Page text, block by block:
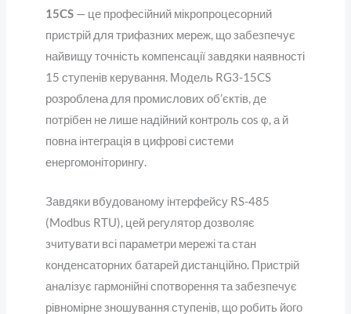
15CS— це професійний мікропроцесорний
пристрій для трифазних мереж, що забезпечує
найвищу точність компенсації завдяки наявності
15 ступенів керування. Модель RG3-15CS
розроблена для промислових об’єктів, де
потрібен не лише надійний контроль cos φ, а й
повна інтеграція в цифрові системи
енергомоніторингу.
Завдяки вбудованому інтерфейсу RS-485
(Modbus RTU), цей регулятор дозволяє
зчитувати всі параметри мережі та стан
конденсаторних батарей дистанційно. Пристрій
аналізує гармонійні спотворення та забезпечує
рівномірне зношування ступенів, що робить його